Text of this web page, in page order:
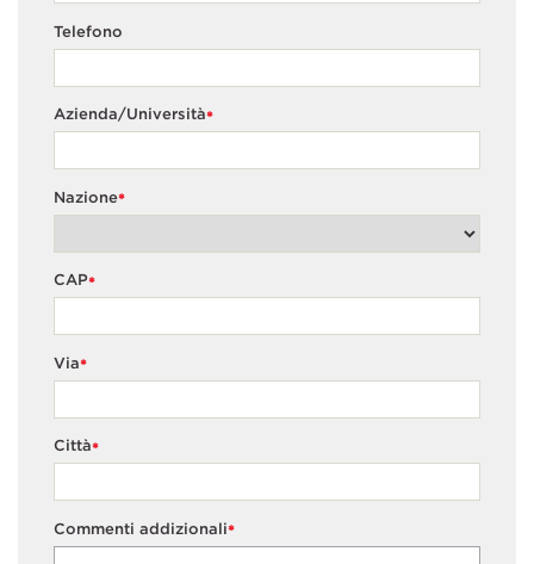
Telefono
*
Azienda/Università
*
Nazione
*
CAP
*
Via
*
Città
*
Commenti addizionali